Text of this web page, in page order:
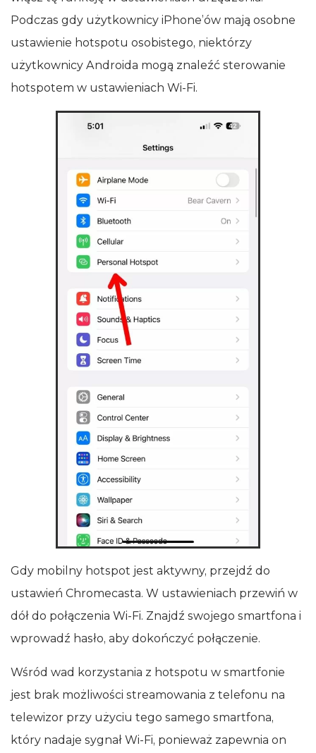
Podczas gdy użytkownicy iPhone’ów mają osobne
ustawienie hotspotu osobistego, niektórzy
użytkownicy Androida mogą znaleźć sterowanie
hotspotem w ustawieniach Wi‑Fi.
Gdy mobilny hotspot jest aktywny, przejdź do
ustawień Chromecasta. W ustawieniach przewiń w
dół do połączenia Wi‑Fi. Znajdź swojego smartfona i
wprowadź hasło, aby dokończyć połączenie.
Wśród wad korzystania z hotspotu w smartfonie
jest brak możliwości streamowania z telefonu na
telewizor przy użyciu tego samego smartfona,
który nadaje sygnał Wi‑Fi, ponieważ zapewnia on